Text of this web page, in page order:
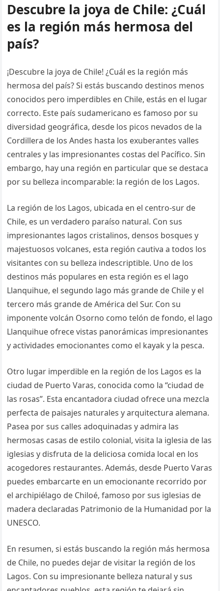
Descubre la joya de Chile: ¿Cuál
es la región más hermosa del
país?
¡Descubre la joya de Chile! ¿Cuál es la región más
hermosa del país? Si estás buscando destinos menos
conocidos pero imperdibles en Chile, estás en el lugar
correcto. Este país sudamericano es famoso por su
diversidad geográfica, desde los picos nevados de la
Cordillera de los Andes hasta los exuberantes valles
centrales y las impresionantes costas del Pacífico. Sin
embargo, hay una región en particular que se destaca
por su belleza incomparable: la región de los Lagos.
La región de los Lagos, ubicada en el centro-sur de
Chile, es un verdadero paraíso natural. Con sus
impresionantes lagos cristalinos, densos bosques y
majestuosos volcanes, esta región cautiva a todos los
visitantes con su belleza indescriptible. Uno de los
destinos más populares en esta región es el lago
Llanquihue, el segundo lago más grande de Chile y el
tercero más grande de América del Sur. Con su
imponente volcán Osorno como telón de fondo, el lago
Llanquihue ofrece vistas panorámicas impresionantes
y actividades emocionantes como el kayak y la pesca.
Otro lugar imperdible en la región de los Lagos es la
ciudad de Puerto Varas, conocida como la “ciudad de
las rosas”. Esta encantadora ciudad ofrece una mezcla
perfecta de paisajes naturales y arquitectura alemana.
Pasea por sus calles adoquinadas y admira las
hermosas casas de estilo colonial, visita la iglesia de las
iglesias y disfruta de la deliciosa comida local en los
acogedores restaurantes. Además, desde Puerto Varas
puedes embarcarte en un emocionante recorrido por
el archipiélago de Chiloé, famoso por sus iglesias de
madera declaradas Patrimonio de la Humanidad por la
UNESCO.
En resumen, si estás buscando la región más hermosa
de Chile, no puedes dejar de visitar la región de los
Lagos. Con su impresionante belleza natural y sus